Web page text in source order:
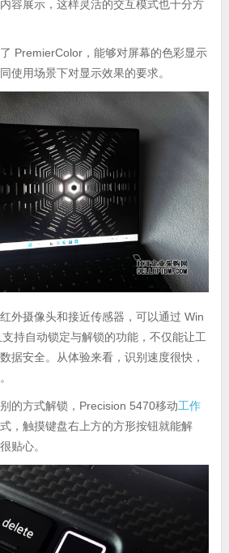
容展示，这样灵活的交互模式也十分方
PremierColor，能够对屏幕的色彩显示
使用场景下对显示效果的要求。
外摄像头和接近传感器，可以通过 Win
持自动锁定与解锁的功能，不仅能让工
据安全。从体验来看，识别速度很快，
的方式解锁，Precision 5470移动工作
，触摸键盘右上方的方形按钮就能解
贴心。